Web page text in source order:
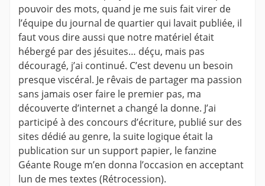
pouvoir des mots, quand je me suis fait virer de
l’équipe du journal de quartier qui lavait publiée, il
faut vous dire aussi que notre matériel était
hébergé par des jésuites… déçu, mais pas
découragé, j’ai continué. C’est devenu un besoin
presque viscéral. Je rêvais de partager ma passion
sans jamais oser faire le premier pas, ma
découverte d’internet a changé la donne. J’ai
participé à des concours d’écriture, publié sur des
sites dédié au genre, la suite logique était la
publication sur un support papier, le fanzine
Géante Rouge m’en donna l’occasion en acceptant
lun de mes textes (Rétrocession).